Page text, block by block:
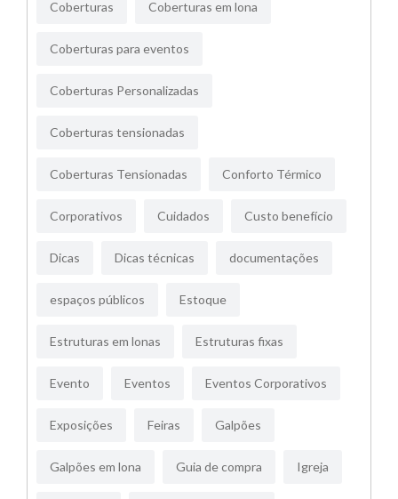
Coberturas Coberturas em lona
Coberturas para eventos
Coberturas Personalizadas
Coberturas tensionadas
Coberturas Tensionadas Conforto Térmico
Corporativos Cuidados Custo benefício
Dicas Dicas técnicas documentações
espaços públicos Estoque
Estruturas em lonas Estruturas fixas
Evento Eventos Eventos Corporativos
Exposições Feiras Galpões
Galpões em lona Guia de compra Igreja